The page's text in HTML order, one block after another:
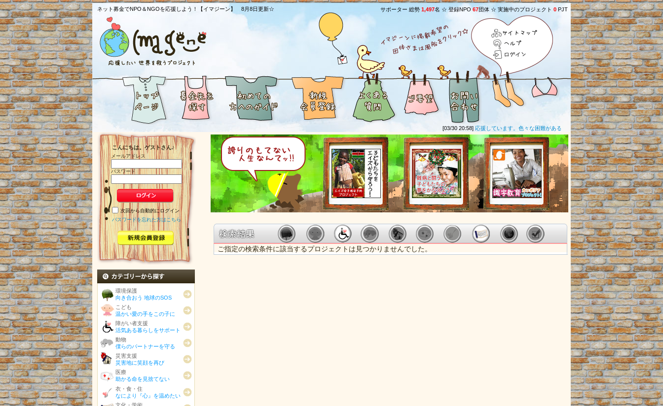
ネット募金でNPO＆NGOを応援しよう！【イマジーン】 8月8日更新☆ サポーター 総勢 1,497名 ☆ 登録NPO 67団体 ☆ 実施中のプロジェクト 0 PJT
サイトマップ
ヘルプ
ログイン
[03/30 20:58]応援しています。色々な困難があると思いますが頑張ってください。(グリーン
こんにちは。ゲストさん♪
メールアドレス
パスワード
次回から自動的にログイン
パスワードを忘れた方はこちら
環境保護
向き合おう 地球のSOS
こども
温かい愛の手をこの子に
障がい者支援
活気ある暮らしをサポート
動物
僕らのパートナーを守る
災害支援
災害地に笑顔を再び
医療
助かる命を見捨てない
衣・食・住
なにより『心』を温めたい
ご指定の検索条件に該当するプロジェクトは見つかりませんでした。